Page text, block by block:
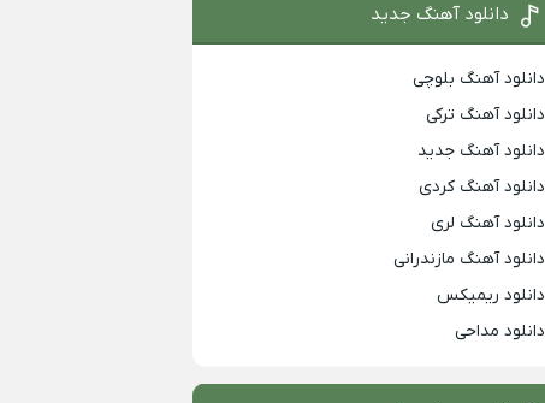
دانلود آهنگ جدید
دانلود آهنگ بلوچی
دانلود آهنگ ترکی
دانلود آهنگ جدید
دانلود آهنگ کردی
دانلود آهنگ لری
دانلود آهنگ مازندرانی
دانلود ریمیکس
دانلود مداحی